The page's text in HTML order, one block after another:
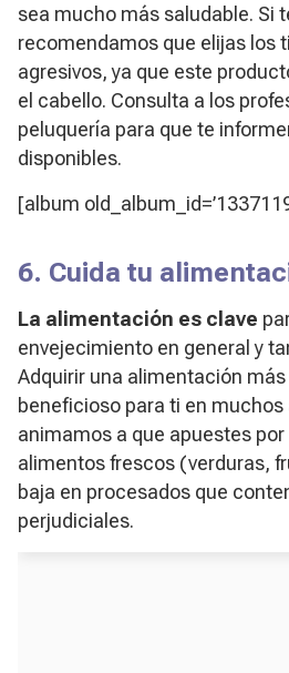
sea mucho más saludable. Si
recomendamos que elijas los
agresivos, ya que este
el cabello. Consulta a los
peluquería para que te
disponibles.
[album
6. Cuida tu
La alimentación es clave
envejecimiento en general y
Adquirir una alimentación
beneficioso para ti en
animamos a que apuestes
alimentos frescos (verduras,
baja en procesados que
perjudiciales.